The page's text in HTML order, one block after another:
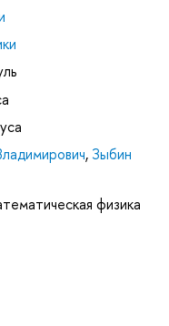
, Зыбин
физика